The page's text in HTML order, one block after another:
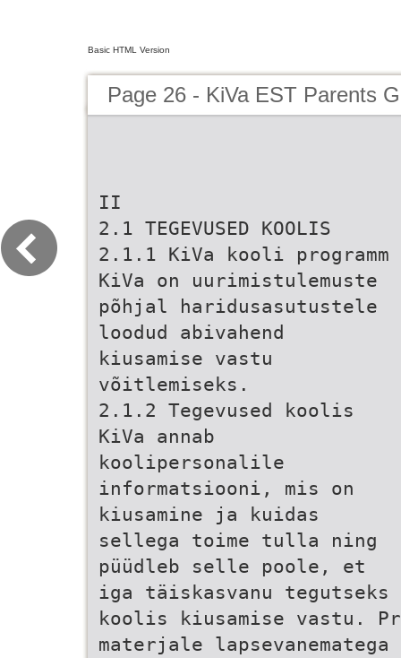
Basic HTML Version
Page 26 - KiVa EST Parents
II
2.1 TEGEVUSED KOOLIS
2.1.1 KiVa kooli programm
KiVa on uurimistulemuste
põhjal haridusasutustele
loodud abivahend
kiusamise vastu
võitlemiseks.
2.1.2 Tegevused koolis
KiVa annab
koolipersonalile
informatsiooni, mis on
kiusamine ja kuidas
sellega toime tulla ning
püüdleb selle poole, et
iga täiskasvanu tegutseks
koolis kiusamise vastu.
materjale